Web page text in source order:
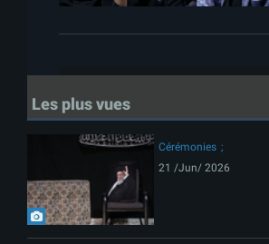
Les plus vues
Cérémonies
21 /Jun/ 2026